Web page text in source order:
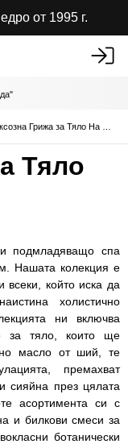
от 1995 г.
Тяло
подмладяващо спа
Нашата колекция е
всеки, който иска да
холистично
ни включва
за тяло, които ще
масло от ший, те
премахват
сияйна през цялата
асортимента си с
и билкови смеси за
ботанически